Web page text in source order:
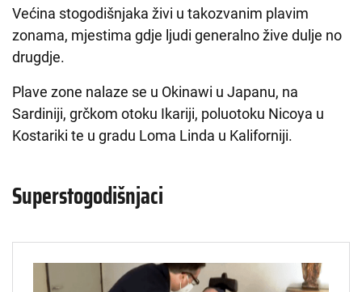
Većina stogodišnjaka živi u takozvanim plavim
zonama, mjestima gdje ljudi generalno žive dulje no
drugdje.
Plave zone nalaze se u Okinawi u Japanu, na
Sardiniji, grčkom otoku Ikariji, poluotoku Nicoya u
Kostariki te u gradu Loma Linda u Kaliforniji.
Superstogodišnjaci